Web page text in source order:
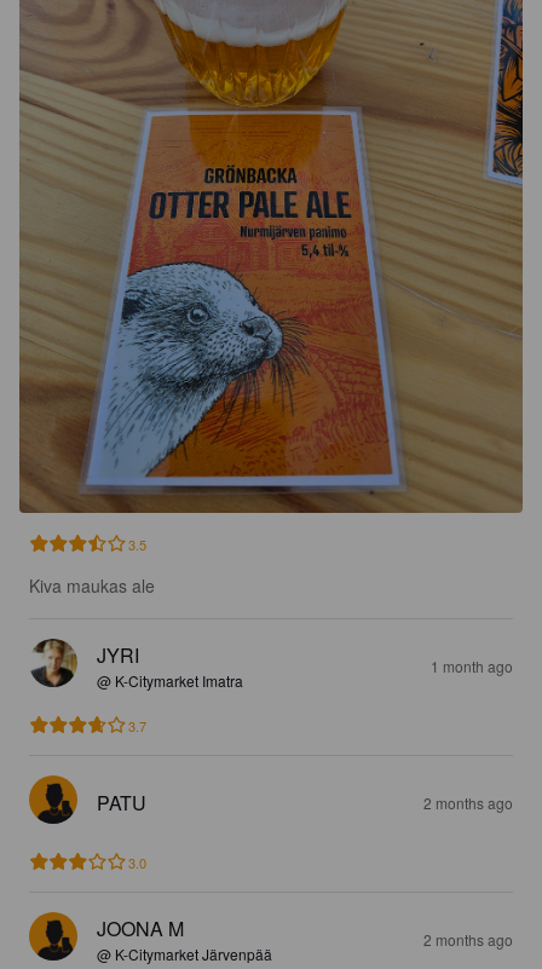
3.5
Kiva maukas ale
JYRI
@ K-Citymarket Imatra
1 month ago
3.7
PATU 2 months ago
3.0
JOONA M
@ K-Citymarket Järvenpää
2 months ago